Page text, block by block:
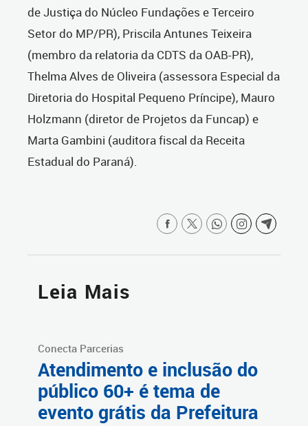
de Justiça do Núcleo Fundações e Terceiro
Setor do MP/PR), Priscila Antunes Teixeira
(membro da relatoria da CDTS da OAB-PR),
Thelma Alves de Oliveira (assessora Especial da
Diretoria do Hospital Pequeno Príncipe), Mauro
Holzmann (diretor de Projetos da Funcap) e
Marta Gambini (auditora fiscal da Receita
Estadual do Paraná).
Leia Mais
Conecta Parcerias
Atendimento e inclusão do
público 60+ é tema de
evento grátis da Prefeitura